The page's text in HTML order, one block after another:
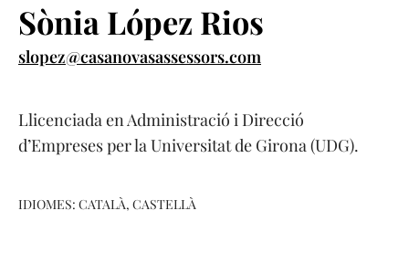
Sònia López Rios
slopez@casanovasassessors.com
Llicenciada en Administració i Direcció
d’Empreses per la Universitat de Girona (UDG).
IDIOMES: CATALÀ, CASTELLÀ